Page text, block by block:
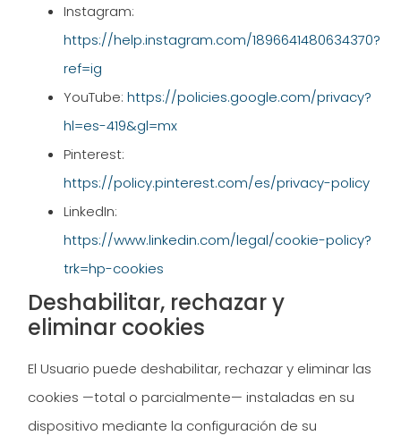
Instagram:
https://help.instagram.com/1896641480634370?
ref=ig
YouTube:https://policies.google.com/privacy?
hl=es-419&gl=mx
Pinterest:
https://policy.pinterest.com/es/privacy-policy
LinkedIn:
https://www.linkedin.com/legal/cookie-policy?
trk=hp-cookies
Deshabilitar, rechazar y
eliminar cookies
El Usuario puede deshabilitar, rechazar y eliminar las
cookies —total o parcialmente— instaladas en su
dispositivo mediante la configuración de su